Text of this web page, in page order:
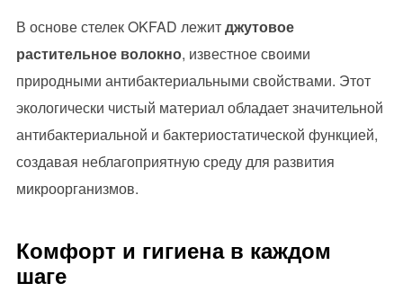
В основе стелек OKFAD лежитджутовое
растительное волокно, известное своими
природными антибактериальными свойствами. Этот
экологически чистый материал обладает значительной
антибактериальной и бактериостатической функцией,
создавая неблагоприятную среду для развития
микроорганизмов.
Комфорт и гигиена в каждом
шаге